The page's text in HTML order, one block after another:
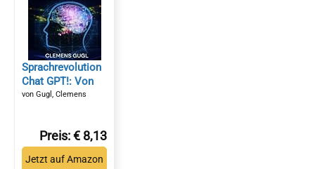
Sprachrevolution
Chat GPT!: Von
Null auf Chatbot:
Nutzung von Chat
GPT*
von Gugl, Clemens
Preis: € 8,13
Jetzt auf Amazon